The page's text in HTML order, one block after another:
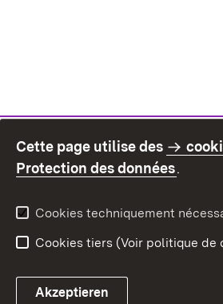
Cette page utilise des
Protection des données.
Cookies techniquement
Cookies tiers (Voir politique de
Akzeptieren